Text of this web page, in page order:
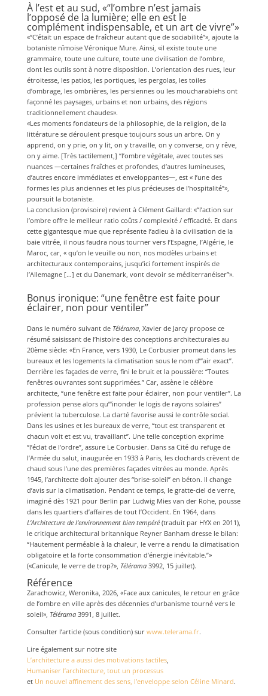
À l’est et au sud, «“l’ombre n’est jamais
l’opposé de la lumière; elle en est le
complément indispensable, et un art de vivre”»
«“C’était un espace de fraîcheur autant que de sociabilité”», ajoute la
botaniste nîmoise Véronique Mure. Ainsi, «il existe toute une
grammaire, toute une culture, toute une civilisation de l’ombre,
dont les outils sont à notre disposition. L’orientation des rues, leur
étroitesse, les patios, les portiques, les pergolas, les toiles
d’ombrage, les ombrières, les persiennes ou les moucharabiehs ont
façonné les paysages, urbains et non urbains, des régions
traditionnellement chaudes».
«Les moments fondateurs de la philosophie, de la religion, de la
littérature se déroulent presque toujours sous un arbre. On y
apprend, on y prie, on y lit, on y travaille, on y converse, on y rêve,
on y aime. [Très tactilement,] “l’ombre végétale, avec toutes ses
nuances —certaines fraîches et profondes, d’autres lumineuses,
d’autres encore immédiates et enveloppantes—, est « l’une des
formes les plus anciennes et les plus précieuses de l’hospitalité”»,
poursuit la botaniste.
La conclusion (provisoire) revient à Clément Gaillard: «“l’action sur
l’ombre offre le meilleur ratio coûts / complexité / efficacité. Et dans
cette gigantesque mue que représente l’adieu à la civilisation de la
baie vitrée, il nous faudra nous tourner vers l’Espagne, l’Algérie, le
Maroc, car, « qu’on le veuille ou non, nos modèles urbains et
architecturaux contemporains, jusqu’ici fortement inspirés de
l’Allemagne […] et du Danemark, vont devoir se méditerranéiser”».
Bonus ironique: “une fenêtre est faite pour
éclairer, non pour ventiler”
Dans le numéro suivant de Télérama, Xavier de Jarcy propose ce
résumé saisissant de l’histoire des conceptions architecturales au
20ème siècle: «En France, vers 1930, Le Corbusier promeut dans les
bureaux et les logements la climatisation sous le nom d’“air exact”.
Derrière les façades de verre, fini le bruit et la poussière: “Toutes
fenêtres ouvrantes sont supprimées.” Car, assène le célèbre
architecte, “une fenêtre est faite pour éclairer, non pour ventiler”. La
profession pense alors qu’“inonder le logis de rayons solaires”
prévient la tuberculose. La clarté favorise aussi le contrôle social.
Dans les usines et les bureaux de verre, “tout est transparent et
chacun voit et est vu, travaillant”. Une telle conception exprime
“l’éclat de l’ordre”, assure Le Corbusier. Dans sa Cité du refuge de
l’Armée du salut, inaugurée en 1933 à Paris, les clochards crèvent de
chaud sous l’une des premières façades vitrées au monde. Après
1945, l’architecte doit ajouter des “brise-soleil” en béton. Il change
d’avis sur la climatisation. Pendant ce temps, le gratte-ciel de verre,
imaginé dès 1921 pour Berlin par Ludwig Mies van der Rohe, pousse
dans les quartiers d’affaires de tout l’Occident. En 1964, dans
L’Architecture de l’environnement bien tempéré(traduit par HYX en 2011),
le critique architectural britannique Reyner Banham dresse le bilan:
“Hautement perméable à la chaleur, le verre a rendu la climatisation
obligatoire et la forte consommation d’énergie inévitable.”»
(«Canicule, le verre de trop?», Télérama3992, 15 juillet).
Référence
Zarachowicz, Weronika, 2026, «Face aux canicules, le retour en grâce
de l’ombre en ville après des décennies d’urbanisme tourné vers le
soleil», Télérama3991, 8 juillet.
Consulter l’article (sous condition) sur www.telerama.fr.
Lire également sur notre site
L’architecture a aussi des motivations tactiles,
Humaniser l’architecture, tout un processus
et Un nouvel affinement des sens, l’enveloppe selon Céline Minard.